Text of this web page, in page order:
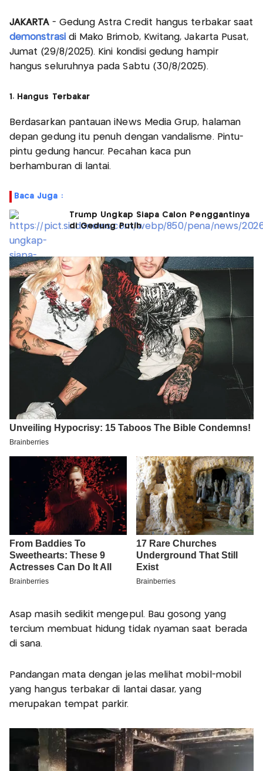
JAKARTA- Gedung Astra Credit hangus terbakar saat
demonstrasi di Mako Brimob, Kwitang, Jakarta Pusat,
Jumat (29/8/2025). Kini kondisi gedung hampir
hangus seluruhnya pada Sabtu (30/8/2025).
1. Hangus Terbakar
Berdasarkan pantauan iNews Media Grup, halaman
depan gedung itu penuh dengan vandalisme. Pintu-
pintu gedung hancur. Pecahan kaca pun
berhamburan di lantai.
Baca Juga :
Trump Ungkap Siapa Calon Penggantinya
di Gedung Putih
Asap masih sedikit mengepul. Bau gosong yang
tercium membuat hidung tidak nyaman saat berada
di sana.
Pandangan mata dengan jelas melihat mobil-mobil
yang hangus terbakar di lantai dasar, yang
merupakan tempat parkir.